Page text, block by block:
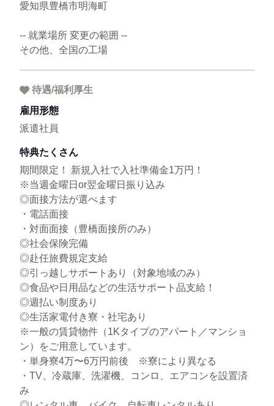
愛知県豊橋市明海町
-- 就業場所 変更の範囲 --
その他、全国の工場
待遇/福利厚生
雇用形態
派遣社員
特典たくさん
期間限定！ 新規入社で入社準備金1万円！
※当週金曜日or翌金曜日振り込み
◎面接方法が選べます
・電話面接
・対面面接（豊橋面接所のみ）
◎社会保険完備
◎赴任旅費規定支給
◎引っ越しサポートあり（対象地域のみ）
◎食品や日用品などの生活サポート品支給！
◎週払い制度あり
◎生活家電付き寮・社宅あり
※一般の賃貸物件（1Kタイプのアパート／マンショ
ン）をご用意しています。
・単身寮4万〜6万円前後 ※寮により異なる
・TV、冷蔵庫、洗濯機、コンロ、エアコンを設置済
み